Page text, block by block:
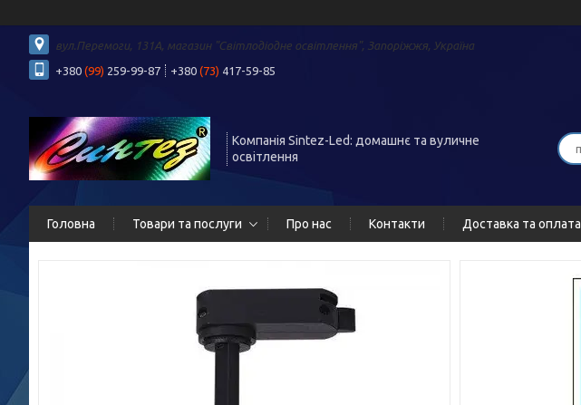
вул.Перемоги, 131А, магазин "Світлодіодне освітлення", Запоріжжя, Україна
+380 (99) 259-99-87 +380 (73) 417-59-85
Компанія Sintez-Led: домашнє та вуличне
освітлення
Головна Товари та послуги Про нас Контакти Доставка та оплата